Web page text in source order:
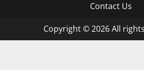
Contact Us
Copyright © 2026 All